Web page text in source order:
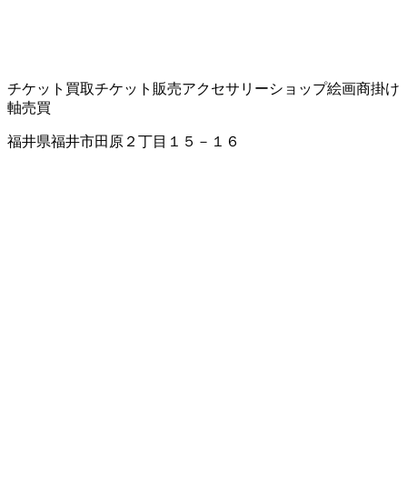
チケット買取チケット販売アクセサリーショップ絵画商掛け
軸売買
福井県福井市田原２丁目１５－１６